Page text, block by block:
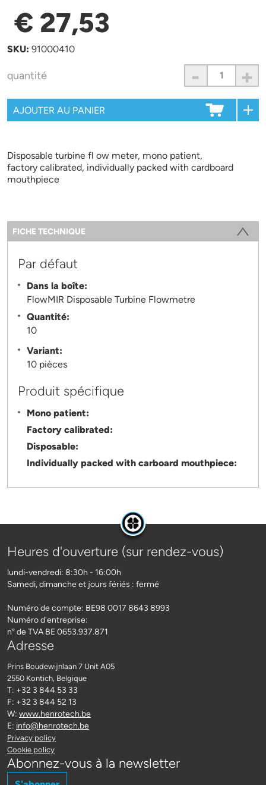
€ 27,53
SKU: 91000410
quantité - +
Disposable turbine fl ow meter, mono patient,
factory calibrated, individually packed with cardboard
mouthpiece
Information
FICHE TECHNIQUE
Par défaut
Dans la boîte:
FlowMIR Disposable Turbine Flowmetre
Quantité:
10
Variant:
10 pièces
Produit spécifique
Mono patient:
Factory calibrated:
Disposable:
Individually packed with carboard mouthpiece:
Heures d'ouverture (sur rendez-vous)
lundi-vendredi: 8:30h - 16:00h
Samedi, dimanche et jours fériés : fermé
Numéro de compte: BE98 0017 8643 8993
Numéro d'entreprise:
n° de TVA BE 0653.937.871
Adresse
Prins Boudewijnlaan 7 Unit A05
2550 Kontich, Belgique
T: +32 3 844 53 33
F: +32 3 844 52 13
W: www.henrotech.be
E: info@henrotech.be
Privacy policy
Cookie policy
Abonnez-vous à la newsletter